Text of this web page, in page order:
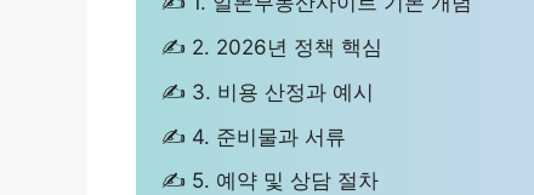
✍ 2. 2026년 정책 핵심
✍ 3. 비용 산정과 예시
✍ 4. 준비물과 서류
✍ 5. 예약 및 상담 절차